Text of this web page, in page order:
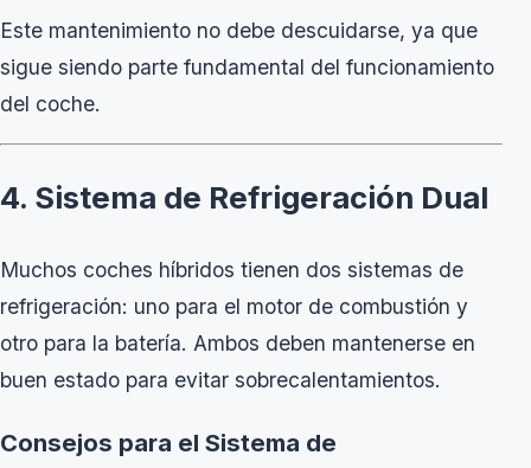
Este mantenimiento no debe descuidarse, ya que
sigue siendo parte fundamental del funcionamiento
del coche.
4. Sistema de Refrigeración Dual
Muchos coches híbridos tienen dos sistemas de
refrigeración: uno para el motor de combustión y
otro para la batería. Ambos deben mantenerse en
buen estado para evitar sobrecalentamientos.
Consejos para el Sistema de